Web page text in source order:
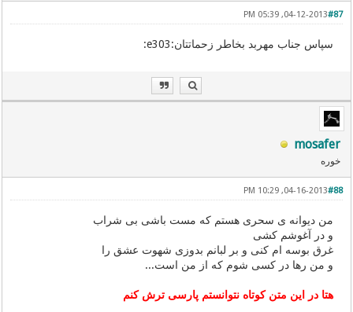
#87
04-12-2013, 05:39 PM
سپاس جناب مهربد بخاطر زحماتتان:e303:
mosafer
خوره
#88
04-16-2013, 10:29 PM
من دیوانه ی سحری هستم که مست باشی بی شراب
و در آغوشم کشی
غرق بوسه ام کنی و بر لبانم بدوزی شهوت عشق را
و من رها در کسی شوم که از من است...
هتا در این متن کوتاه نتوانستم پارسی ترش کنم